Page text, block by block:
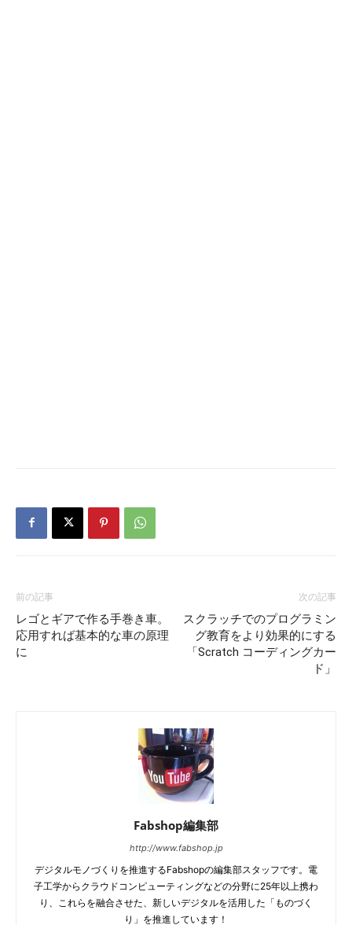
前の記事
レゴとギアで作る手巻き車。
応用すれば基本的な車の原理
に
次の記事
スクラッチでのプログラミン
グ教育をより効果的にする
「Scratch コーディングカー
ド」
Fabshop編集部
http://www.fabshop.jp
デジタルモノづくりを推進するFabshopの編集部スタッフです。電
子工学からクラウドコンピューティングなどの分野に25年以上携わ
り、これらを融合させた、新しいデジタルを活用した「ものづく
り」を推進しています！